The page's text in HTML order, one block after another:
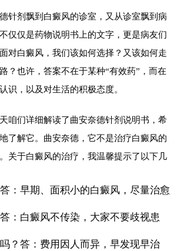
针剂飘到白癜风的诊室，又从诊室飘到病
仅仅是药物说明书上的文字，更是病友们
对白癜风，我们该如何选择？又该如何走
？也许，答案不在于某种“有效药”，而在
识，以及对生活的积极态度。
咱们详细解读了曲安奈德针剂说明书，希
了解它。曲安奈德，它不是治疗白癜风的
关于白癜风的治疗，我温馨提示了以下几
：早期、面积小的白癜风，尽量治愈
：白癜风不传染，大家不要歧视患
？答：费用因人而异，早发现早治